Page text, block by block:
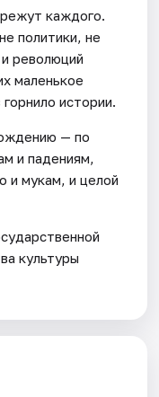
каждого.
политики, не
революций
маленькое
истории.
— по
и падениям,
и мукам, и целой
культуры